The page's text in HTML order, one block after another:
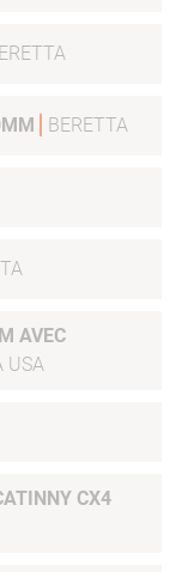
BERETTA
AVEC
USA
CX4